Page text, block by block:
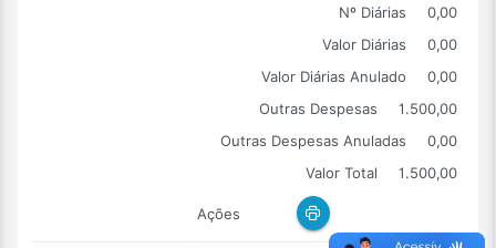
Nº Diárias
0,00
Valor Diárias
0,00
Valor Diárias Anulado
0,00
Outras Despesas
1.500,00
Outras Despesas Anuladas
0,00
Valor Total
1.500,00
Ações